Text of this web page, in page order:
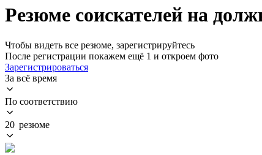
Резюме соискателей на
Чтобы видеть все резюме, зарегистрируйтесь
После регистрации покажем ещё 1 и откроем фото
Зарегистрироваться
За всё время
По соответствию
20 резюме